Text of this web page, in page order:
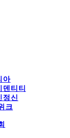
아
덴티티
정신
크